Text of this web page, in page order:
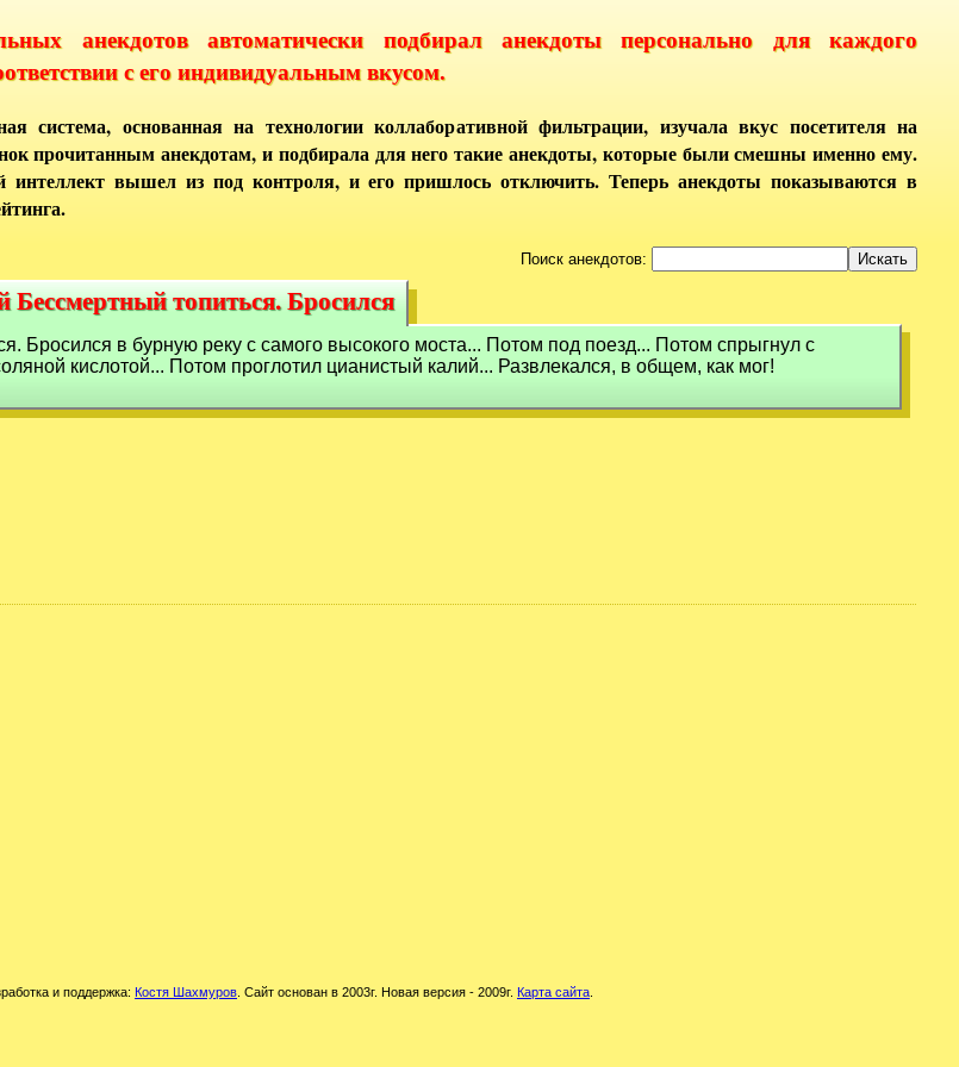
анекдотов автоматически подбирал анекдоты персонально для каждого
с его индивидуальным вкусом.
система, основанная на технологии коллаборативной фильтрации, изучала вкус посетителя на
прочитанным анекдотам, и подбирала для него такие анекдоты, которые были смешны именно ему.
интеллект вышел из под контроля, и его пришлось отключить. Теперь анекдоты показываются в
Поиск анекдотов:
топиться. Бросился
топиться. Бросился
Бросился в бурную реку с самого высокого моста... Потом под поезд... Потом спрыгнул с
кислотой... Потом проглотил цианистый калий... Развлекался, в общем, как мог!
и поддержка: Костя Шахмуров . Сайт основан в 2003г. Новая версия - 2009г. Карта сайта